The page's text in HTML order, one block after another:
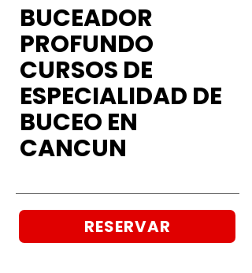
BUCEADOR
PROFUNDO
CURSOS DE
ESPECIALIDAD DE
BUCEO EN
CANCUN
RESERVAR